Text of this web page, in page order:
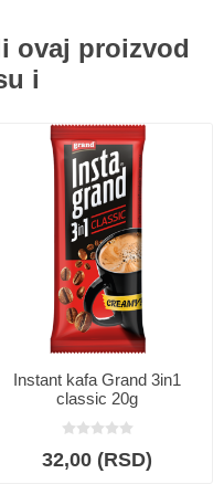
ovaj proizvod
i
Instant kafa Grand 3in1
classic 20g
32,00 (RSD)